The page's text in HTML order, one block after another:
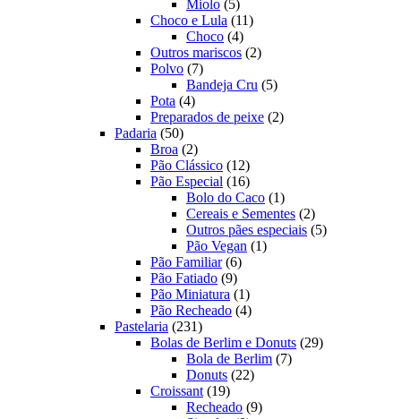
produtos
Miolo 55
produtos
Choco e Lula 1111
Choco 44
produtos
Outros mariscos 22
Polvo 77
produtos
Bandeja Cru 55
Pota 44
produtos
Preparados de peixe 22
Padaria 5050
produtos
Broa 22
produtos
Pão Clássico 1212
produtos
Pão Especial 1616
produtos
Bolo do Caco 11
produto
Cereais e Sementes 22
produtos
Outros pães especiais 55
Pão Vegan 11
Pão Familiar 66
produtos
Pão Fatiado 99
produtos
Pão Miniatura 11
produto
Pão Recheado 44
Pastelaria 231231
produtos
Bolas de Berlim e Donuts 2929
Bola de Berlim 77
Donuts 2222
Croissant 1919
produtos
Recheado 99